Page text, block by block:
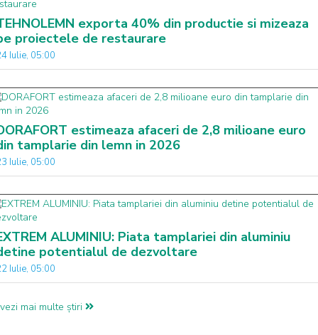
exporta 40% din productie si mizeaza
proiectele de restaurare
Iulie, 05:00
estimeaza afaceri de 2,8 milioane euro
tamplarie din lemn in 2026
Iulie, 05:00
ALUMINIU: Piata tamplariei din aluminiu
potentialul de dezvoltare
Iulie, 05:00
vezi mai multe știri